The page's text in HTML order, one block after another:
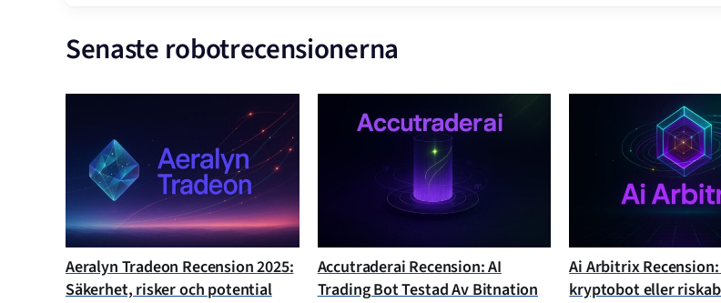
Senaste robotrecensionerna
Aeralyn Tradeon Recension 2025:
Säkerhet, risker och potential
Accutraderai Recension: AI
Trading Bot Testad Av Bitnation
Ai Arbitrix
kryptobot eller